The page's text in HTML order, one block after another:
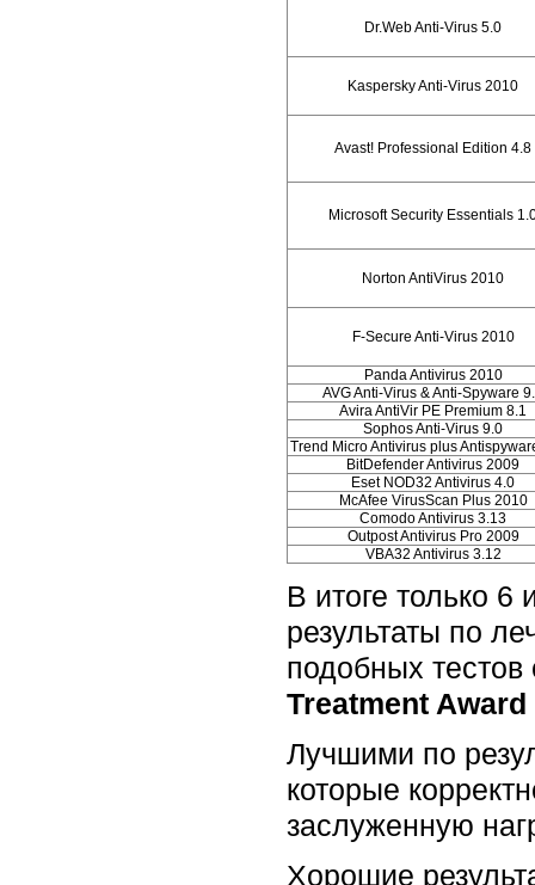
Dr.Web Anti-Virus 5.0
Kaspersky Anti-Virus 2010
Avast! Professional Edition 4.8
Microsoft Security Essentials
Norton AntiVirus 2010
F-Secure Anti-Virus 2010
Panda Antivirus 2010
AVG Anti-Virus & Anti-Spyware
Avira AntiVir PE Premium 8.1
Sophos Anti-Virus 9.0
Trend Micro Antivirus plus
BitDefender Antivirus 2009
Eset NOD32 Antivirus 4.0
McAfee VirusScan Plus 2010
Comodo Antivirus 3.13
Outpost Antivirus Pro 2009
VBA32 Antivirus 3.12
В итоге только 6
результаты по
подобных
Treatment Award
Лучшими по
которые
заслуженную
Хорошие